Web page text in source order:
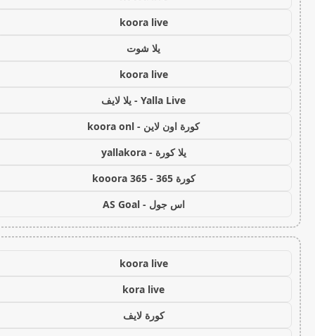
koora live
يلا شوت
koora live
Yalla Live - يلا لايف
كورة اون لاين - koora onl
يلا كورة - yallakora
كورة 365 - kooora 365
اس جول - AS Goal
koora live
kora live
كورة لايف